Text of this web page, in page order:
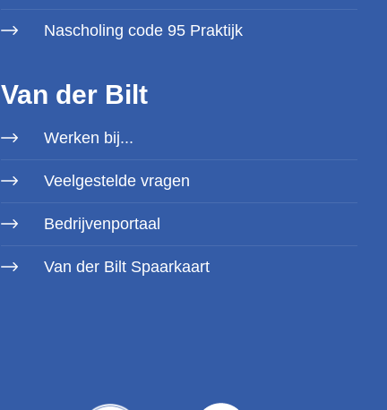
Nascholing code 95 Praktijk
Van der Bilt
Werken bij...
Veelgestelde vragen
Bedrijvenportaal
Van der Bilt Spaarkaart